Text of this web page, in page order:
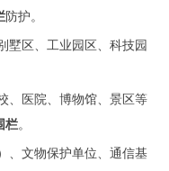
防护。
墅区、工业园区、科技园
、医院、博物馆、景区等
栏。
、文物保护单位、通信基